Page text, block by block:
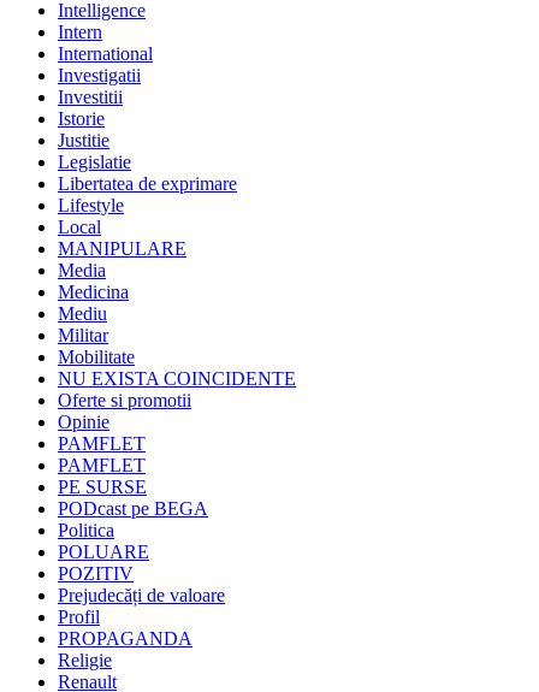
Intelligence
Intern
International
Investigatii
Investitii
Istorie
Justitie
Legislatie
Libertatea de exprimare
Lifestyle
Local
MANIPULARE
Media
Medicina
Mediu
Militar
Mobilitate
NU EXISTA COINCIDENTE
Oferte si promotii
Opinie
PAMFLET
PAMFLET
PE SURSE
PODcast pe BEGA
Politica
POLUARE
POZITIV
Prejudecăți de valoare
Profil
PROPAGANDA
Religie
Renault